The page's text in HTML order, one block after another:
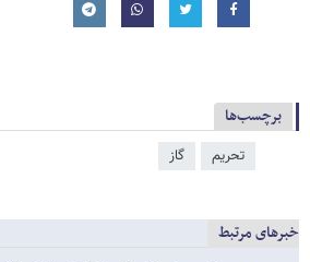
برچسب‌ها
تحریم گاز
خبرهای مرتبط